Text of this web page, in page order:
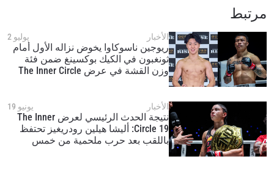
مرتبط
الأخبار يوليو 2
ريوجين ناسوكاوا يخوض نزاله الأول أمام
ثونغبون في الكيك بوكسينغ ضمن فئة
وزن القشة في عرض The Inner Circle
الأخبار يونيو 19
نتيجة الحدث الرئيسي لعرض The Inner
Circle 19: أليشا هيلين رودريغيز تحتفظ
باللقب بعد حرب ملحمية من خمس